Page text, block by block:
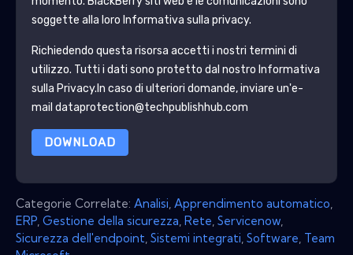
soggette alla loro Informativa sulla privacy.
Richiedendo questa risorsa accetti i nostri termini di
utilizzo. Tutti i dati sono protetto dal nostro Informativa
sulla Privacy.In caso di ulteriori domande, inviare un'e-
mail dataprotection@techpublishhub.com
DOWNLOAD
Categorie Correlate: Analisi Apprendimento automatico
ERP Gestione della sicurezza Rete Servicenow
Sicurezza dell'endpoint Sistemi integrati Software Team